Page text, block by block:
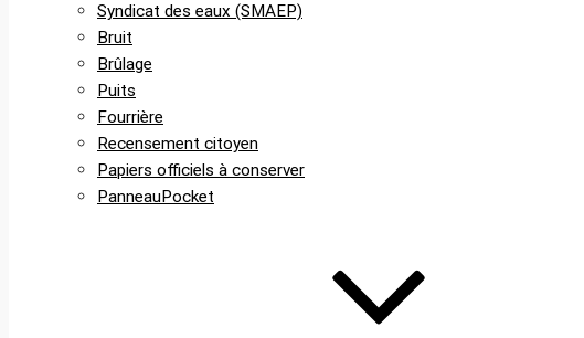
Syndicat des eaux (SMAEP)
Bruit
Brûlage
Puits
Fourrière
Recensement citoyen
Papiers officiels à conserver
PanneauPocket